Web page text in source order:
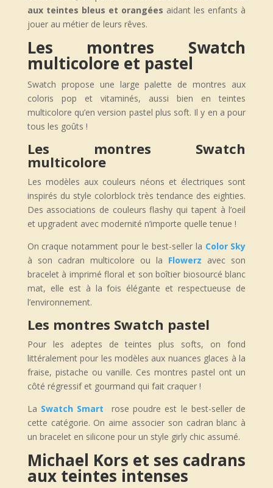
aux teintes bleus et orangées aidant les enfants à
jouer au métier de leurs rêves.
Les montres Swatch
multicolore et pastel
Swatch propose une large palette de montres aux
coloris pop et vitaminés, aussi bien en teintes
multicolore qu’en version pastel plus soft. Il y en a pour
tous les goûts !
Les montres Swatch
multicolore
Les modèles aux couleurs néons et électriques sont
inspirés du style colorblock très tendance des eighties.
Des associations de couleurs flashy qui tapent à l’oeil
et upgradent avec modernité n’importe quelle tenue !
On craque notamment pour le best-seller la Color Sky
à son cadran multicolore ou la Flowerz avec son
bracelet à imprimé floral et son boîtier biosourcé blanc
mat, elle est à la fois élégante et respectueuse de
l’environnement.
Les montres Swatch pastel
Pour les adeptes de teintes plus softs, on fond
littéralement pour les modèles aux nuances glaces à la
fraise, pistache ou vanille. Ces montres pastel ont un
côté régressif et gourmand qui fait craquer !
La Swatch Smart rose poudre est le best-seller de
cette catégorie. On aime associer son cadran blanc à
un bracelet en silicone pour un style girly chic assumé.
Michael Kors et ses cadrans
aux teintes intenses